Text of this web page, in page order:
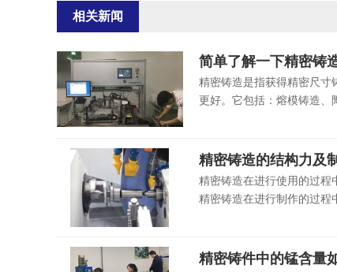
相关新闻
简单了解一下精密铸
精密铸造是指获得精密尺寸
更好。它包括：熔模铸造、
精密铸造的结构力及
精密铸造在进行使用的过程
精密铸造在进行制作的过程
精密铸件中的锰含量